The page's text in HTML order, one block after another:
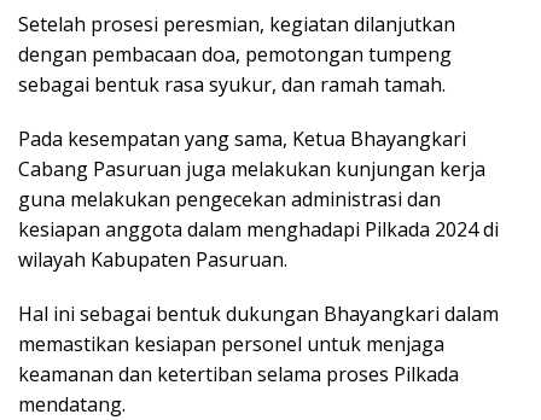
Setelah prosesi peresmian, kegiatan dilanjutkan
dengan pembacaan doa, pemotongan tumpeng
sebagai bentuk rasa syukur, dan ramah tamah.
Pada kesempatan yang sama, Ketua Bhayangkari
Cabang Pasuruan juga melakukan kunjungan kerja
guna melakukan pengecekan administrasi dan
kesiapan anggota dalam menghadapi Pilkada 2024 di
wilayah Kabupaten Pasuruan.
Hal ini sebagai bentuk dukungan Bhayangkari dalam
memastikan kesiapan personel untuk menjaga
keamanan dan ketertiban selama proses Pilkada
mendatang.